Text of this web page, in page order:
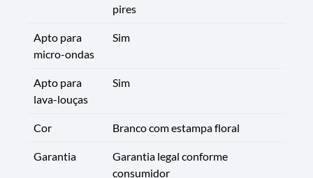
pires
Apto para
micro-ondas
Sim
Apto para
lava-louças
Sim
Cor Branco com estampa floral
Garantia
Garantia legal conforme
consumidor